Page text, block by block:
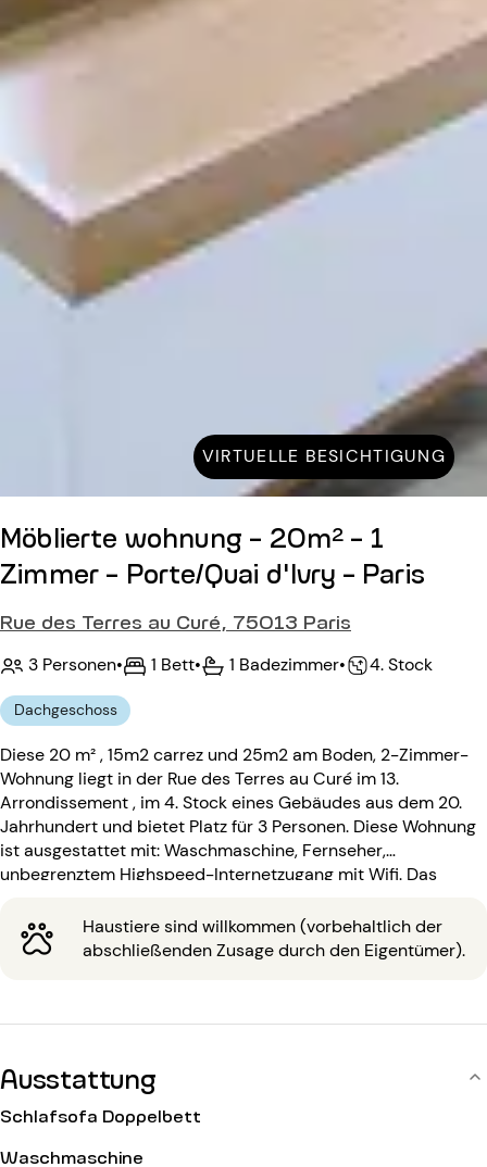
VIRTUELLE BESICHTIGUNG
Möblierte wohnung - 20m² - 1
Zimmer - Porte/Quai d'Ivry - Paris
Rue des Terres au Curé, 75013 Paris
3 Personen• 1 Bett• 1 Badezimmer• 4. Stock
Dachgeschoss
Diese 20 m² , 15m2 carrez und 25m2 am Boden, 2-Zimmer-
Wohnung liegt in der Rue des Terres au Curé im 13.
Arrondissement , im 4. Stock eines Gebäudes aus dem 20.
Jahrhundert und bietet Platz für 3 Personen. Diese Wohnung
ist ausgestattet mit: Waschmaschine, Fernseher,
unbegrenztem Highspeed-Internetzugang mit Wifi. Das
einem Eingangscode.
Haustiere sind willkommen (vorbehaltlich der
abschließenden Zusage durch den Eigentümer).
Ausstattung
Schlafsofa Doppelbett
Waschmaschine